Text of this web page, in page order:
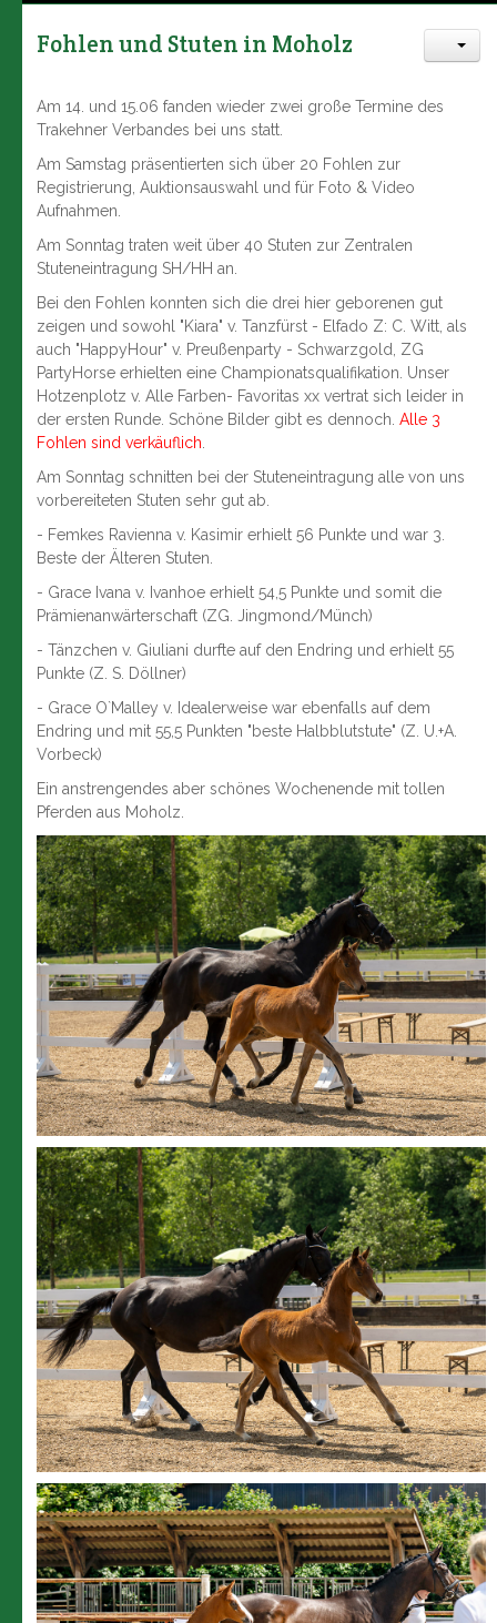
Fohlen und Stuten in Moholz
Am 14. und 15.06 fanden wieder zwei große Termine des
Trakehner Verbandes bei uns statt.
Am Samstag präsentierten sich über 20 Fohlen zur
Registrierung, Auktionsauswahl und für Foto & Video
Aufnahmen.
Am Sonntag traten weit über 40 Stuten zur Zentralen
Stuteneintragung SH/HH an.
Bei den Fohlen konnten sich die drei hier geborenen gut
zeigen und sowohl "Kiara" v. Tanzfürst - Elfado Z: C. Witt, als
auch "HappyHour" v. Preußenparty - Schwarzgold, ZG
PartyHorse erhielten eine Championatsqualifikation. Unser
Hotzenplotz v. Alle Farben- Favoritas xx vertrat sich leider in
der ersten Runde. Schöne Bilder gibt es dennoch.Alle 3
Fohlen sind verkäuflich
Am Sonntag schnitten bei der Stuteneintragung alle von uns
vorbereiteten Stuten sehr gut ab.
- Femkes Ravienna v. Kasimir erhielt 56 Punkte und war 3.
Beste der Älteren Stuten.
- Grace Ivana v. Ivanhoe erhielt 54,5 Punkte und somit die
Prämienanwärterschaft (ZG. Jingmond/Münch)
- Tänzchen v. Giuliani durfte auf den Endring und erhielt 55
Punkte (Z. S. Döllner)
- Grace O`Malley v. Idealerweise war ebenfalls auf dem
Endring und mit 55,5 Punkten "beste Halbblutstute" (Z. U.+A.
Vorbeck)
Ein anstrengendes aber schönes Wochenende mit tollen
Pferden aus Moholz.